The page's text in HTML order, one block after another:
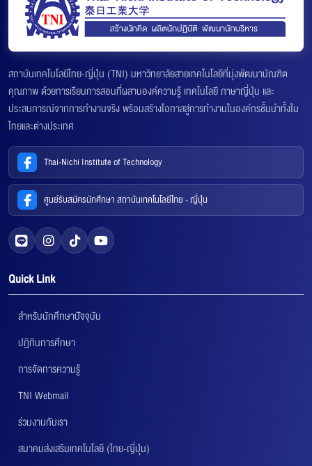
สถาบันเทคโนโลยีไทย-ญี่ปุ่น (TNI) มหาวิทยาลัยสายเทคโนโลยีที่มุ่งพัฒนาบัณฑิต
คุณภาพ ด้วยการเรียนการสอนที่ผสานองค์ความรู้ เทคโนโลยี ภาษาญี่ปุ่น และ
ประสบการณ์จากการทำงานจริง พร้อมสร้างโอกาสสู่การทำงานในองค์กรชั้นนำทั้งใน
ไทยและต่างประเทศ
Thai-Nichi Institute of Technology
ศูนย์รับสมัครนักศึกษา สถาบันเทคโนโลยีไทย - ญี่ปุ่น
Quick Link
สำหรับนักศึกษาปัจจุบัน
ปฏิทินการศึกษา
การจัดการความรู้
TNI Webmail
ร่วมงานกับเรา
สมาคมส่งเสริมเทคโนโลยี (ไทย-ญี่ปุ่น)